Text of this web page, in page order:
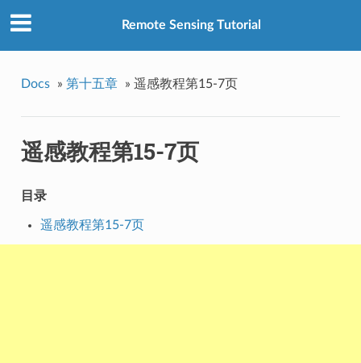
Remote Sensing Tutorial
Docs » 第十五章 » 遥感教程第15-7页
遥感教程第15-7页
目录
遥感教程第15-7页